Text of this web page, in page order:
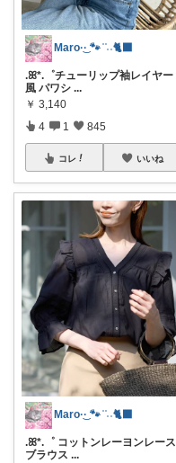
Maro·͜· 🐾 ͗ ͗˒˒🐈‍⬛
.ꕤ*.゜チューリップ袖レイヤー
風 パワシ ...
￥ 3,140
4 1 845
コレ いいね
Maro·͜· 🐾 ͗ ͗˒˒🐈‍⬛
.ꕤ*.゜ コットンレーヨンレース
ブラウス ...